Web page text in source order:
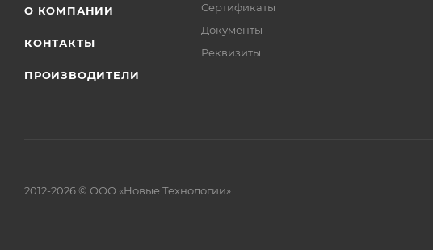
О КОМПАНИИ
КОНТАКТЫ
ПРОИЗВОДИТЕЛИ
Сертификаты
Документы
Реквизиты
2012-2026 © ООО «Новые Технологии»